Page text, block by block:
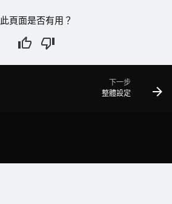
此頁面是否有用？
下一步
整體設定